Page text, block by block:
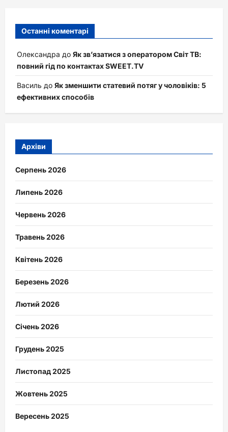
Останні коментарі
Олександра до Як зв’язатися з оператором Світ ТВ:
повний гід по контактах SWEET.TV
Василь до Як зменшити статевий потяг у чоловіків: 5
ефективних способів
Архіви
Серпень 2026
Липень 2026
Червень 2026
Травень 2026
Квітень 2026
Березень 2026
Лютий 2026
Січень 2026
Грудень 2025
Листопад 2025
Жовтень 2025
Вересень 2025